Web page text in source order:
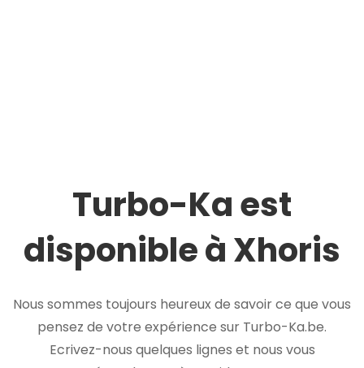
Turbo-Ka est
disponible à Xhoris
Nous sommes toujours heureux de savoir ce que vous
pensez de votre expérience sur Turbo-Ka.be.
Ecrivez-nous quelques lignes et nous vous